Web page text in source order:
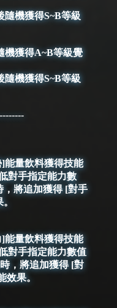
機獲得S~B等級
獲得A~B等級覺
機獲得S~B等級
能量飲料獲得技能
對手指定能力數
，將追加獲得 [對手
能量飲料獲得技能
對手指定能力數值
，將追加獲得 [對
效果。